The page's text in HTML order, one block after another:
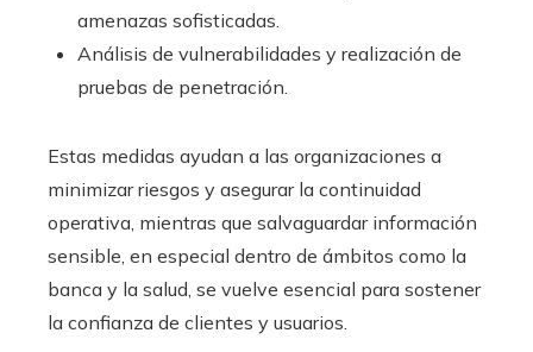
amenazas sofisticadas.
Análisis de vulnerabilidades y realización de
pruebas de penetración.
Estas medidas ayudan a las organizaciones a
minimizar riesgos y asegurar la continuidad
operativa, mientras que salvaguardar información
sensible, en especial dentro de ámbitos como la
banca y la salud, se vuelve esencial para sostener
la confianza de clientes y usuarios.